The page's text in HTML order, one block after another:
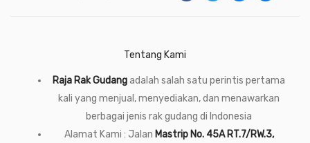
Tentang Kami
Raja Rak Gudangadalah salah satu perintis pertama
kali yang menjual, menyediakan, dan menawarkan
berbagai jenis rak gudang di Indonesia
Alamat Kami : Jalan Mastrip No. 45A RT.7/RW.3,